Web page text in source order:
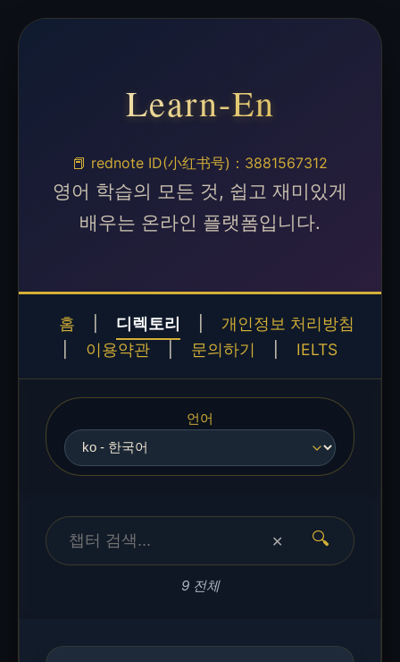
Learn-En
📕 rednote ID(小红书号)：3881567312
영어 학습의 모든 것, 쉽고 재미있게
배우는 온라인 플랫폼입니다.
홈 디렉토리
개인정보 처리방침
이용약관 문의하기 IELTS
언어
🔍
✕
9 전체